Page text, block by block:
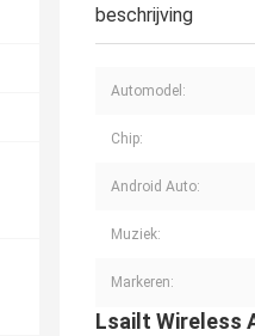
beschrijving
Automodel:
Chip:
Android Auto:
Muziek:
Markeren:
Lsailt Wireless